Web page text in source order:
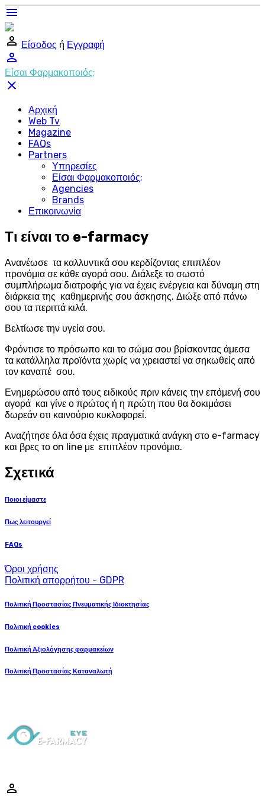
menu
perm_identity Είσοδος ή Εγγραφή
perm_identity
Είσαι Φαρμακοποιός;
close
Αρχική
Web Tv
Magazine
FAQs
Partners
Υπηρεσίες
Είσαι Φαρμακοποιός;
Agencies
Brands
Επικοινωνία
Τι είναι το e-farmacy
Ανανέωσε τα καλλυντικά σου κερδίζοντας επιπλέον
προνόμια σε κάθε αγορά σου. Διάλεξε το σωστό
συμπλήρωμα διατροφής για να έχεις ενέργεια και δύναμη στη
διάρκεια της καθημερινής σου άσκησης. Διώξε από πάνω
σου τα περιττά κιλά.
Βελτίωσε την υγεία σου.
Φρόντισε το πρόσωπο και το σώμα σου βρίσκοντας άμεσα
τα κατάλληλα προϊόντα χωρίς να χρειαστεί να σηκωθείς από
τον καναπέ σου.
Ενημερώσου από τους ειδικούς πριν κάνεις την επόμενή σου
αγορά και γίνε ο πρώτος ή η πρώτη που θα δοκιμάσει
δωρεάν οτι καινούριο κυκλοφορεί.
Αναζήτησε όλα όσα έχεις πραγματικά ανάγκη στο e-farmacy
και βρες το on line με επιπλέον προνόμια.
Σχετικά
Ποιοι είμαστε
Πως λειτουργεί
FAQs
Όροι χρήσης
Πολιτική απορρήτου - GDPR
Πολιτική Προστασίας Πνευματικής Ιδιοκτησίας
Πολιτική cookies
Πολιτική Αξιολόγησης φαρμακείων
Πολιτική Προστασίας Καταναλωτή
perm_identity